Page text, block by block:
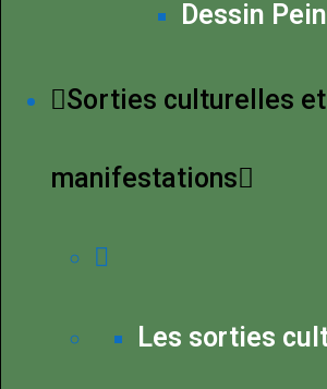
Dessin
Sorties culturelles et
manifestations
Les sorties